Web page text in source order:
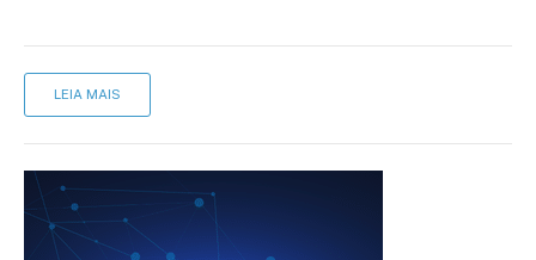
LEIA MAIS